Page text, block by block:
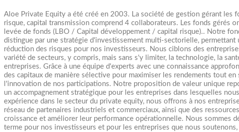
Aloe Private Equity a été créé en 2003. La société de gestion gérant les
risque, capital transmission comprend 4 collaborateurs. Les fonds gérés
levée de fonds (LBO / Capital développement / capital risque).. Notre
distingue par une stratégie d'investissement multi-sectorielle,
réduction des risques pour nos investisseurs. Nous ciblons des
variété de secteurs, y compris, mais sans s'y limiter, la technologie, la
entreprises. Grâce à une équipe d'experts avec une connaissance
des capitaux de manière sélective pour maximiser les rendements tout
l'innovation de nos participations. Notre proposition de valeur unique
un accompagnement stratégique pour les entreprises dans lesquelles
expérience dans le secteur du private equity, nous offrons à nos
réseau de partenaires industriels et commerciaux, ainsi que des
croissance et améliorer leur performance opérationnelle. Nous sommes
terme pour nos investisseurs et pour les entreprises que nous